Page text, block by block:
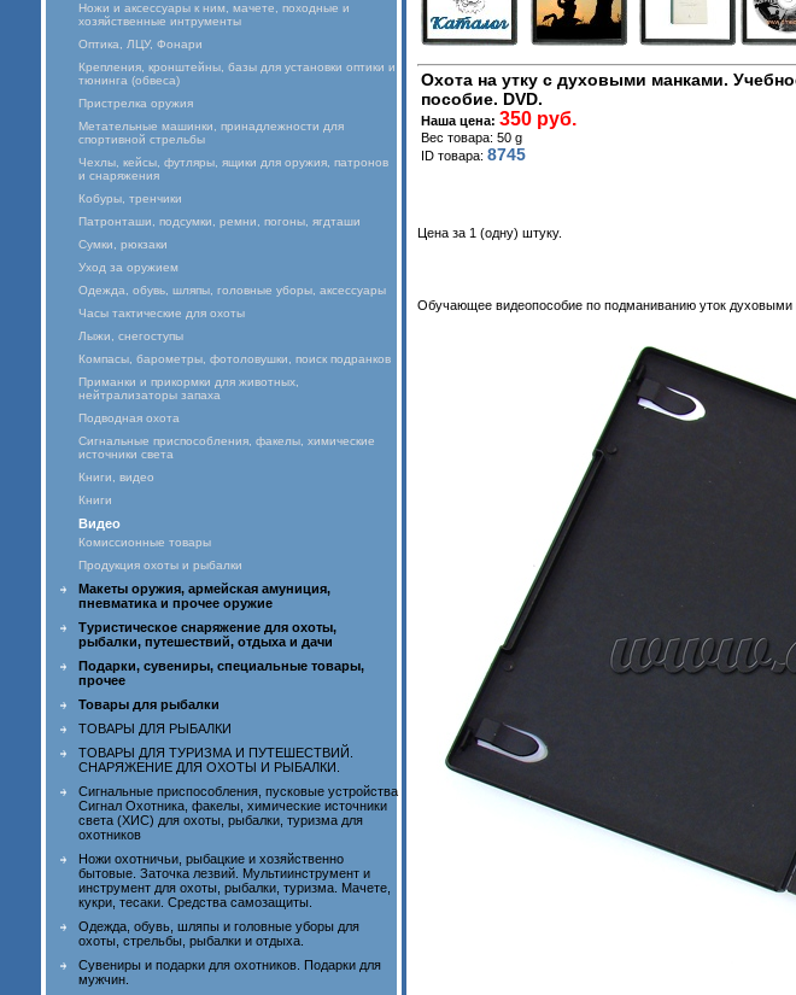
Ножи и аксессуары к ним, мачете, походные и
хозяйственные интрументы
Оптика, ЛЦУ, Фонари
Крепления, кронштейны, базы для установки оптики и
тюнинга (обвеса)
Пристрелка оружия
Метательные машинки, принадлежности для
спортивной стрельбы
Чехлы, кейсы, футляры, ящики для оружия, патронов
и снаряжения
Кобуры, тренчики
Патронташи, подсумки, ремни, погоны, ягдташи
Сумки, рюкзаки
Уход за оружием
Одежда, обувь, шляпы, головные уборы, аксессуары
Часы тактические для охоты
Лыжи, снегоступы
Компасы, барометры, фотоловушки, поиск подранков
Приманки и прикормки для животных,
нейтрализаторы запаха
Подводная охота
Сигнальные приспособления, факелы, химические
источники света
Книги, видео
Книги
Видео
Комиссионные товары
Продукция охоты и рыбалки
Макеты оружия, армейская амуниция,
пневматика и прочее оружие
Туристическое снаряжение для охоты,
рыбалки, путешествий, отдыха и дачи
Подарки, сувениры, специальные товары,
прочее
Товары для рыбалки
ТОВАРЫ ДЛЯ РЫБАЛКИ
ТОВАРЫ ДЛЯ ТУРИЗМА И ПУТЕШЕСТВИЙ.
СНАРЯЖЕНИЕ ДЛЯ ОХОТЫ И РЫБАЛКИ.
Сигнальные приспособления, пусковые устройства
Сигнал Охотника, факелы, химические источники
света (ХИС) для охоты, рыбалки, туризма для
охотников
Ножи охотничьи, рыбацкие и хозяйственно
бытовые. Заточка лезвий. Мультиинструмент и
инструмент для охоты, рыбалки, туризма. Мачете,
кукри, тесаки. Средства самозащиты.
Одежда, обувь, шляпы и головные уборы для
охоты, стрельбы, рыбалки и отдыха.
Сувениры и подарки для охотников. Подарки для
мужчин.
Охота на утку с духовыми манками.
пособие. DVD.
Наша цена: 350 руб.
Вес товара: 50 g
ID товара: 8745
Цена за 1 (одну) штуку.
Обучающее видеопособие по подманиванию уток духовыми